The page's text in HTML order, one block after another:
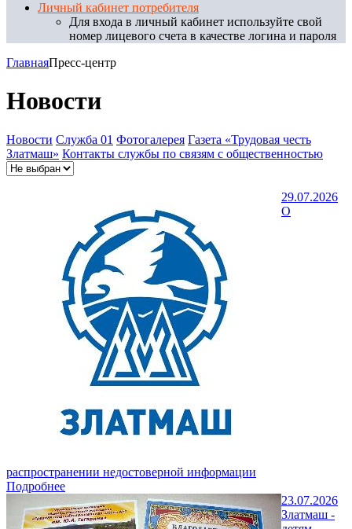
Личный кабинет потребителя
Для входа в личный кабинет используйте свой
номер лицевого счета в качестве логина и пароля
ГлавнаяПресс-центр
Новости
Новости Служба 01 Фотогалерея Газета «Трудовая честь
Златмаш» Контакты службы по связям с общественностью
29.07.2026
О
распространении недостоверной информации
Подробнее
23.07.2026
Златмаш -